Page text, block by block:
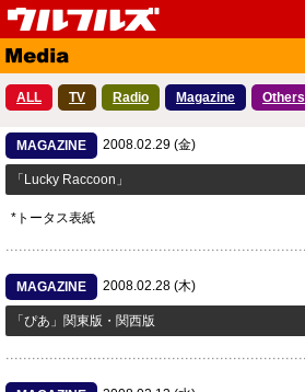
Top
Media Live
Profile
Fanclub
ALL TV Radio Magazine Others
MAGAZINE 2008.02.29 (金)
「Lucky Raccoon」
*トータス表紙
MAGAZINE 2008.02.28 (木)
「ぴあ」関東版・関西版